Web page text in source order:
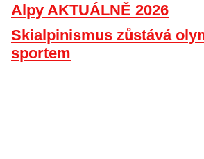
Alpy AKTUÁLNĚ 2026
Skialpinismus zůstává
sportem